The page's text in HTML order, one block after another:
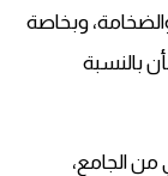
وبخاصة
بالنسبة
الجامع،